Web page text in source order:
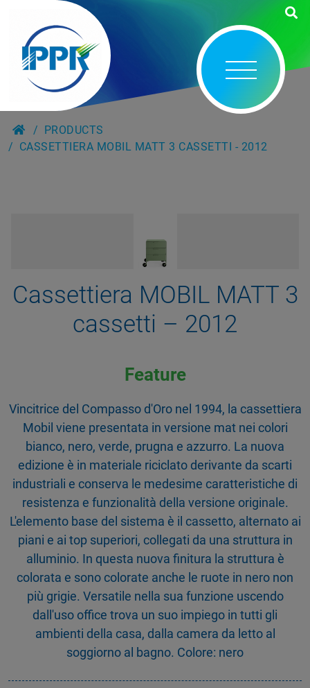
PRODUCTS
CASSETTIERA MOBIL MATT 3 CASSETTI - 2012
Cassettiera MOBIL MATT 3
cassetti – 2012
Feature
Vincitrice del Compasso d'Oro nel 1994, la cassettiera
Mobil viene presentata in versione mat nei colori
bianco, nero, verde, prugna e azzurro. La nuova
edizione è in materiale riciclato derivante da scarti
industriali e conserva le medesime caratteristiche di
resistenza e funzionalità della versione originale.
L'elemento base del sistema è il cassetto, alternato ai
piani e ai top superiori, collegati da una struttura in
alluminio. In questa nuova finitura la struttura è
colorata e sono colorate anche le ruote in nero non
più grigie. Versatile nella sua funzione uscendo
dall'uso office trova un suo impiego in tutti gli
ambienti della casa, dalla camera da letto al
soggiorno al bagno. Colore: nero